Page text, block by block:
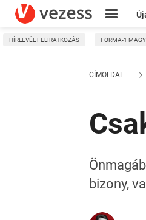
HÍRLEVÉL FELIRATKOZÁS FORMA-1
CÍMOLDAL
bizony,